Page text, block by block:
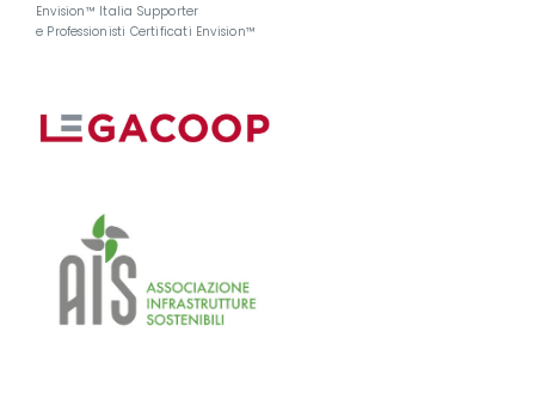
Envision™ Italia Supporter
e Professionisti Certificati Envision™